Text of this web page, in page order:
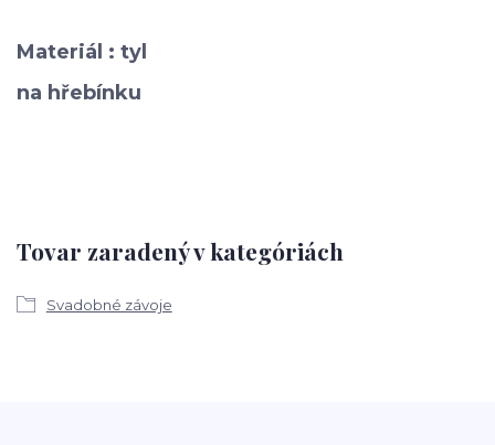
Materiál : tyl
na hřebínku
Tovar zaradený v kategóriách
Svadobné závoje